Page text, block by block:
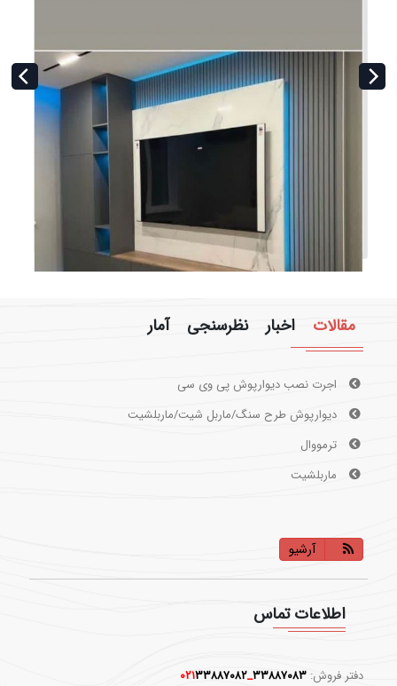
ماربلشیت نام های دیگر ماربلشیت؟ ماربل،ورق طرح
مقالات اخبار نظرسنجی آمار
اجرت نصب دیوارپوش پی وی سی
دیوارپوش طرح سنگ/ماربل شیت/ماربلشیت
ترمووال
ماربلشیت
آرشیو
اطلاعات تماس
دفتر فروش: ۳۳۸۸۷۰۸۳_۰۲۱۳۳۸۸۷۰۸۲